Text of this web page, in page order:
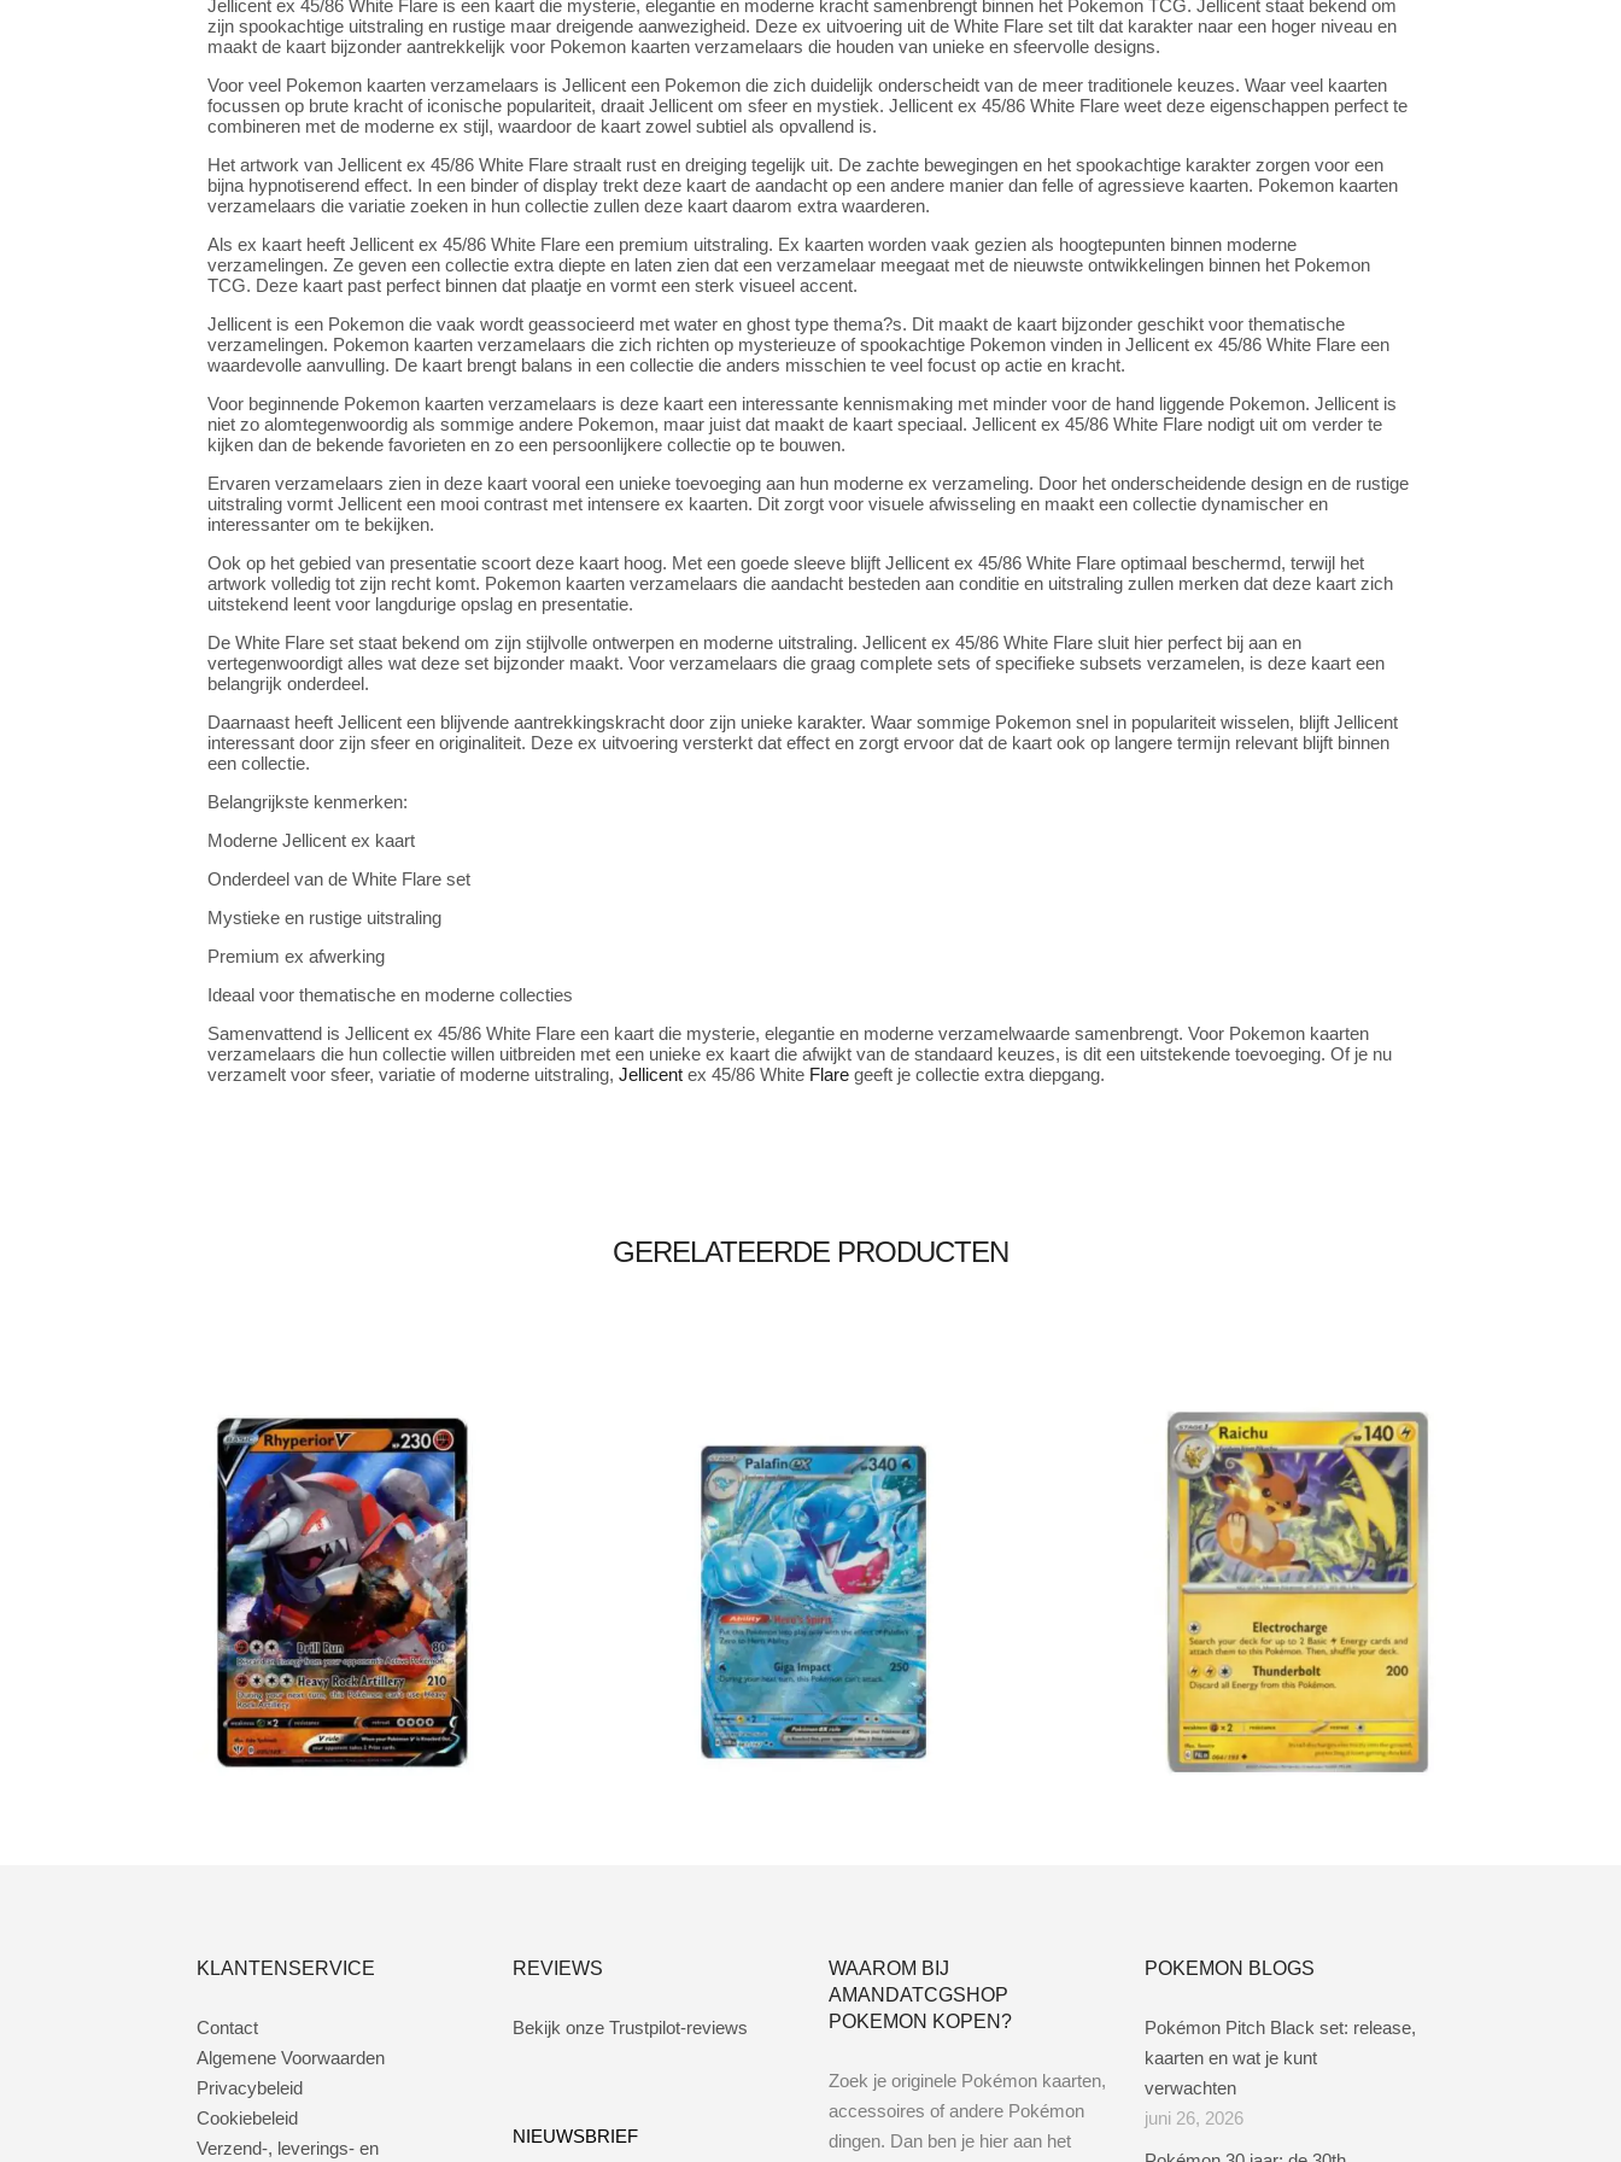
Jellicent ex 45/86 White Flare is een kaart die mysterie, elegantie en moderne kracht samenbrengt binnen het Pokemon TCG. Jellicent staat bekend om
zijn spookachtige uitstraling en rustige maar dreigende aanwezigheid. Deze ex uitvoering uit de White Flare set tilt dat karakter naar een hoger niveau en
maakt de kaart bijzonder aantrekkelijk voor Pokemon kaarten verzamelaars die houden van unieke en sfeervolle designs.
Voor veel Pokemon kaarten verzamelaars is Jellicent een Pokemon die zich duidelijk onderscheidt van de meer traditionele keuzes. Waar veel kaarten
focussen op brute kracht of iconische populariteit, draait Jellicent om sfeer en mystiek. Jellicent ex 45/86 White Flare weet deze eigenschappen perfect te
combineren met de moderne ex stijl, waardoor de kaart zowel subtiel als opvallend is.
Het artwork van Jellicent ex 45/86 White Flare straalt rust en dreiging tegelijk uit. De zachte bewegingen en het spookachtige karakter zorgen voor een
bijna hypnotiserend effect. In een binder of display trekt deze kaart de aandacht op een andere manier dan felle of agressieve kaarten. Pokemon kaarten
verzamelaars die variatie zoeken in hun collectie zullen deze kaart daarom extra waarderen.
Als ex kaart heeft Jellicent ex 45/86 White Flare een premium uitstraling. Ex kaarten worden vaak gezien als hoogtepunten binnen moderne
verzamelingen. Ze geven een collectie extra diepte en laten zien dat een verzamelaar meegaat met de nieuwste ontwikkelingen binnen het Pokemon
TCG. Deze kaart past perfect binnen dat plaatje en vormt een sterk visueel accent.
Jellicent is een Pokemon die vaak wordt geassocieerd met water en ghost type thema?s. Dit maakt de kaart bijzonder geschikt voor thematische
verzamelingen. Pokemon kaarten verzamelaars die zich richten op mysterieuze of spookachtige Pokemon vinden in Jellicent ex 45/86 White Flare een
waardevolle aanvulling. De kaart brengt balans in een collectie die anders misschien te veel focust op actie en kracht.
Voor beginnende Pokemon kaarten verzamelaars is deze kaart een interessante kennismaking met minder voor de hand liggende Pokemon. Jellicent is
niet zo alomtegenwoordig als sommige andere Pokemon, maar juist dat maakt de kaart speciaal. Jellicent ex 45/86 White Flare nodigt uit om verder te
kijken dan de bekende favorieten en zo een persoonlijkere collectie op te bouwen.
Ervaren verzamelaars zien in deze kaart vooral een unieke toevoeging aan hun moderne ex verzameling. Door het onderscheidende design en de rustige
uitstraling vormt Jellicent een mooi contrast met intensere ex kaarten. Dit zorgt voor visuele afwisseling en maakt een collectie dynamischer en
interessanter om te bekijken.
Ook op het gebied van presentatie scoort deze kaart hoog. Met een goede sleeve blijft Jellicent ex 45/86 White Flare optimaal beschermd, terwijl het
artwork volledig tot zijn recht komt. Pokemon kaarten verzamelaars die aandacht besteden aan conditie en uitstraling zullen merken dat deze kaart zich
uitstekend leent voor langdurige opslag en presentatie.
De White Flare set staat bekend om zijn stijlvolle ontwerpen en moderne uitstraling. Jellicent ex 45/86 White Flare sluit hier perfect bij aan en
vertegenwoordigt alles wat deze set bijzonder maakt. Voor verzamelaars die graag complete sets of specifieke subsets verzamelen, is deze kaart een
belangrijk onderdeel.
Daarnaast heeft Jellicent een blijvende aantrekkingskracht door zijn unieke karakter. Waar sommige Pokemon snel in populariteit wisselen, blijft Jellicent
interessant door zijn sfeer en originaliteit. Deze ex uitvoering versterkt dat effect en zorgt ervoor dat de kaart ook op langere termijn relevant blijft binnen
een collectie.
Belangrijkste kenmerken:
Moderne Jellicent ex kaart
Onderdeel van de White Flare set
Mystieke en rustige uitstraling
Premium ex afwerking
Ideaal voor thematische en moderne collecties
Samenvattend is Jellicent ex 45/86 White Flare een kaart die mysterie, elegantie en moderne verzamelwaarde samenbrengt. Voor Pokemon kaarten
verzamelaars die hun collectie willen uitbreiden met een unieke ex kaart die afwijkt van de standaard keuzes, is dit een uitstekende toevoeging. Of je nu
verzamelt voor sfeer, variatie of moderne uitstraling, Jellicent ex 45/86 White Flare geeft je collectie extra diepgang.
GERELATEERDE PRODUCTEN
€2.99 €2.99 €0.50
KLANTENSERVICE
Contact
Algemene Voorwaarden
Privacybeleid
Cookiebeleid
Verzend-, leverings- en
REVIEWS
Bekijk onze Trustpilot-reviews
NIEUWSBRIEF
WAAROM BIJ
AMANDATCGSHOP
POKEMON KOPEN?
Zoek je originele Pokémon kaarten,
accessoires of andere Pokémon
dingen. Dan ben je hier aan het
POKEMON BLOGS
Pokémon Pitch Black set: release,
kaarten en wat je kunt
verwachten
juni 26, 2026